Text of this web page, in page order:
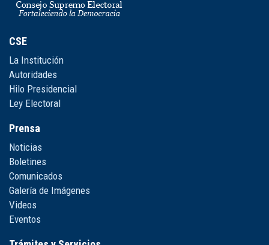
CSE
La Institución
Autoridades
Hilo Presidencial
Ley Electoral
Prensa
Noticias
Boletines
Comunicados
Galería de Imágenes
Videos
Eventos